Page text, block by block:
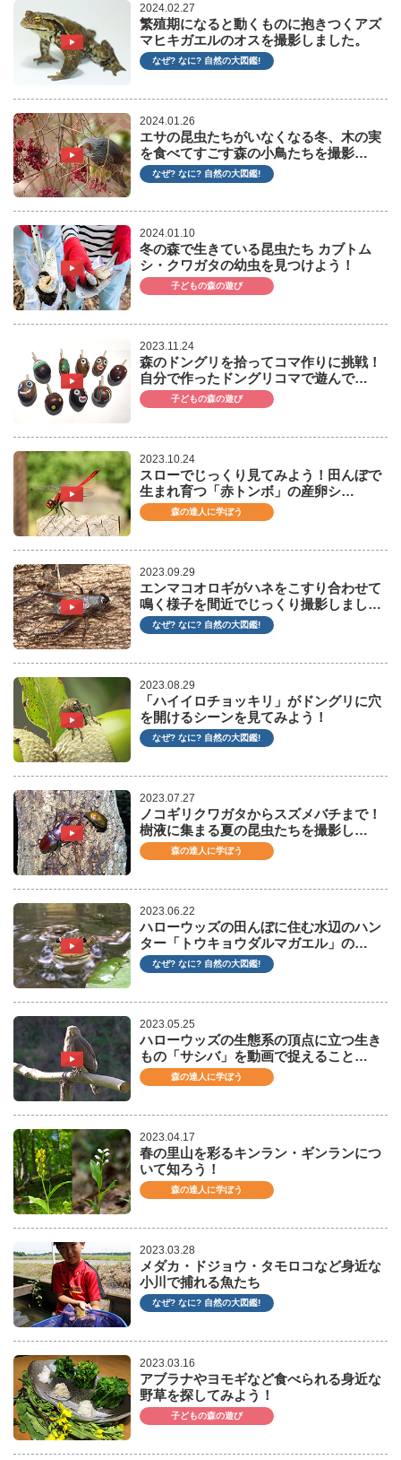
2024.02.27
繁殖期になると動くものに抱きつくアズ
マヒキガエルのオスを撮影しました。
なぜ? なに? 自然の大図鑑!
2024.01.26
エサの昆虫たちがいなくなる冬、木の実
を食べてすごす森の小鳥たちを撮影…
なぜ? なに? 自然の大図鑑!
2024.01.10
冬の森で生きている昆虫たち カブトム
シ・クワガタの幼虫を見つけよう！
子どもの森の遊び
2023.11.24
森のドングリを拾ってコマ作りに挑戦！
自分で作ったドングリコマで遊んで…
子どもの森の遊び
2023.10.24
スローでじっくり見てみよう！田んぼで
生まれ育つ「赤トンボ」の産卵シ…
森の達人に学ぼう
2023.09.29
エンマコオロギがハネをこすり合わせて
鳴く様子を間近でじっくり撮影しまし…
なぜ? なに? 自然の大図鑑!
2023.08.29
「ハイイロチョッキリ」がドングリに穴
を開けるシーンを見てみよう！
なぜ? なに? 自然の大図鑑!
2023.07.27
ノコギリクワガタからスズメバチまで！
樹液に集まる夏の昆虫たちを撮影し…
森の達人に学ぼう
2023.06.22
ハローウッズの田んぼに住む水辺のハン
ター「トウキョウダルマガエル」の…
なぜ? なに? 自然の大図鑑!
2023.05.25
ハローウッズの生態系の頂点に立つ生き
もの「サシバ」を動画で捉えること…
森の達人に学ぼう
2023.04.17
春の里山を彩るキンラン・ギンランにつ
いて知ろう！
森の達人に学ぼう
2023.03.28
メダカ・ドジョウ・タモロコなど身近な
小川で捕れる魚たち
なぜ? なに? 自然の大図鑑!
2023.03.16
アブラナやヨモギなど食べられる身近な
野草を探してみよう！
子どもの森の遊び